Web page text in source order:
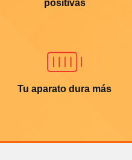
positivas
Tu aparato dura más